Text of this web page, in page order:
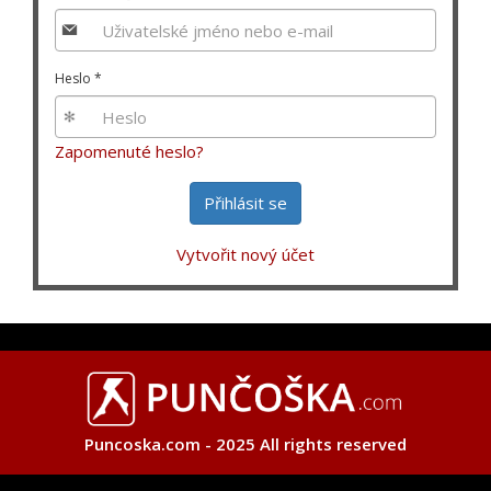
Heslo *
Zapomenuté heslo?
Přihlásit se
Vytvořit nový účet
Puncoska.com - 2025 All rights reserved